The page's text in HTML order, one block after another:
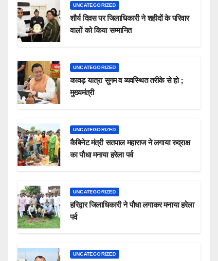
UNCATEGORIZED
शौर्य दिवस पर जिलाधिकारी ने शहीदों के परिवार
वालों को किया सम्मानित
UNCATEGORIZED
कावड़ यात्रा सुगम व व्यवस्थित तरीके से हो ;
मुख्यमंत्री
UNCATEGORIZED
कैबिनेट मंत्री सतपाल महाराज ने लगाया रुद्राक्ष
का पौधा मनाया हरेला पर्व
UNCATEGORIZED
हरिद्वार जिलाधिकारी ने पौधा लगाकर मनाया हरेला
पर्व
UNCATEGORIZED